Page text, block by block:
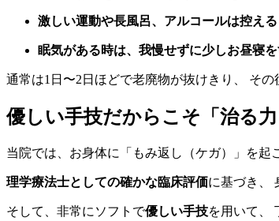
激しい運動や長風呂、アルコールは控える
眠気がある時は、我慢せずに少しお昼寝
通常は1日〜2日ほどで老廃物が抜けきり、 そ
優しい手技だからこそ「治る
当院では、お身体に「もみ返し（ケガ）」を起
理学療法士としての確かな臨床評価に基づき、
そして、非常にソフトで優しい手技を用いて、